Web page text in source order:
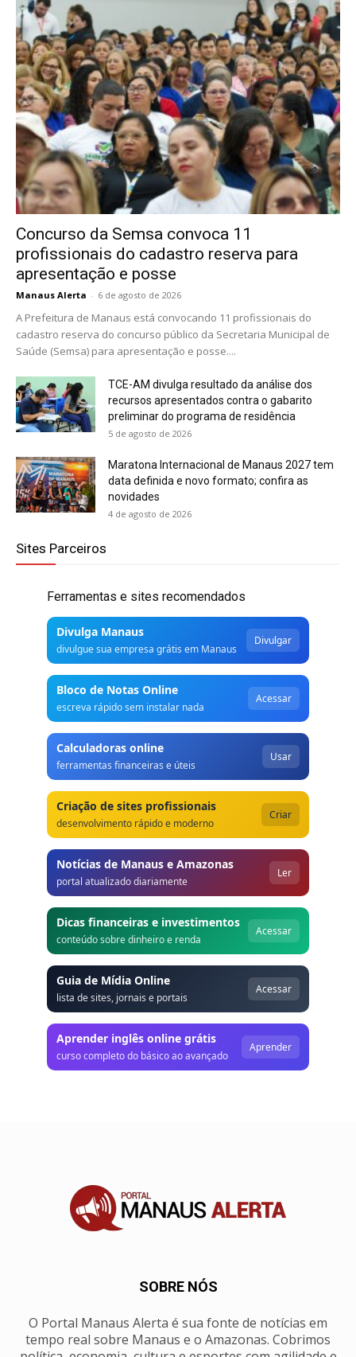
Concurso da Semsa convoca 11
profissionais do cadastro reserva para
apresentação e posse
Manaus Alerta - 6 de agosto de 2026
A Prefeitura de Manaus está convocando 11 profissionais do
cadastro reserva do concurso público da Secretaria Municipal de
Saúde (Semsa) para apresentação e posse....
TCE-AM divulga resultado da análise dos
recursos apresentados contra o gabarito
preliminar do programa de residência
5 de agosto de 2026
Maratona Internacional de Manaus 2027 tem
data definida e novo formato; confira as
novidades
4 de agosto de 2026
Sites Parceiros
Ferramentas e sites recomendados
Divulga Manaus
divulgue sua empresa grátis em Manaus
Divulgar
Bloco de Notas Online
escreva rápido sem instalar nada
Acessar
Calculadoras online
ferramentas financeiras e úteis
Usar
Criação de sites profissionais
desenvolvimento rápido e moderno
Criar
Notícias de Manaus e Amazonas
portal atualizado diariamente
Ler
Dicas financeiras e investimentos
conteúdo sobre dinheiro e renda
Acessar
Guia de Mídia Online
lista de sites, jornais e portais
Acessar
Aprender inglês online grátis
curso completo do básico ao avançado
Aprender
SOBRE NÓS
O Portal Manaus Alerta é sua fonte de notícias em
tempo real sobre Manaus e o Amazonas. Cobrimos